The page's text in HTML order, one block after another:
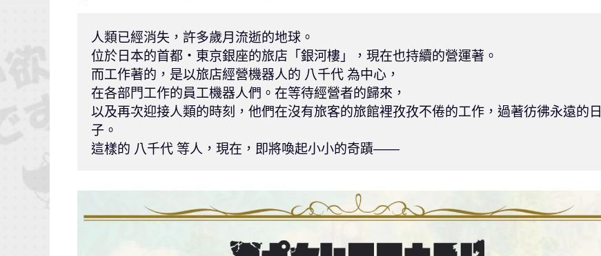
人類已經消失，許多歲月流逝的地球。
位於日本的首都・東京銀座的旅店「銀河樓」，現在也持續的營運著。
而工作著的，是以旅店經營機器人的 八千代 為中心，
在各部門工作的員工機器人們。在等待經營者的歸來，
以及再次迎接人類的時刻，他們在沒有旅客的旅館裡孜孜不倦的工作，過著彷彿永遠的日
子。
這樣的 八千代 等人，現在，即將喚起小小的奇蹟――